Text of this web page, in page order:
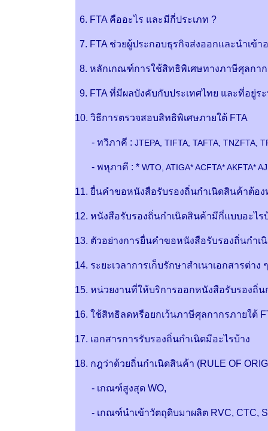
6. FTA คืออะไร และมีกี่ประเภท ?
7. FTA ช่วยผู้ประกอบธุรกิจส่งออกและนำเข้า
8. หลักเกณฑ์การใช้สิทธิพิเศษทางภาษีศุลกาก
9. FTA ที่มีผลบังคับกับประเทศไทย และที่อยู่ร
10. วิธีการตรวจสอบสิทธิพิเศษภายใต้ FTA
- ทวิภาคี :JTEPA, TIFTA, TAFTA, TNZFTA,
- พหุภาคี : *WTO, ATIGA* ACFTA* AKFTA*
11. ยื่นคำขอหนังสือรับรองถิ่นกำเนิดสินค้าต้อง
12. หนังสือรับรองถิ่นกำเนิดสินค้ามีกี่แบบอะไ
13. ตัวอย่างการยื่นคำขอหนังสือรับรองถิ่นกำเ
14. ระยะเวลาการเก็บรักษาสำเนาเอกสารต่าง
15. หน่วยงานที่ให้บริการออกหนังสือรับรองถิ่น
16. ใช้สิทธิลดหรือยกเว้นภาษีศุลกากรภายใต้
17. เอกสารการรับรองถิ่นกำเนิดมีอะไรบ้าง
18. กฎว่าด้วยถิ่นกำเนิดสินค้า (RULE OF
- เกณฑ์สูงสุด WO,
- เกณฑ์นำเข้าวัตถุดิบมาผลิต RVC, CTC,